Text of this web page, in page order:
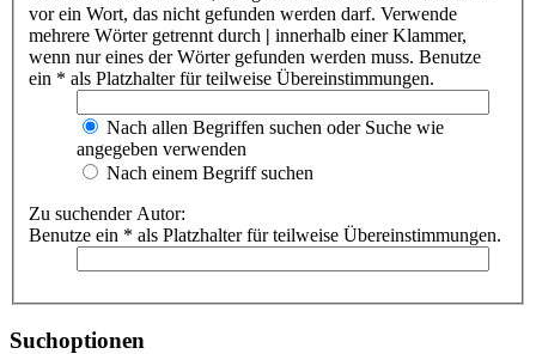
vor ein Wort, das nicht gefunden werden darf. Verwende
mehrere Wörter getrennt durch | innerhalb einer Klammer,
wenn nur eines der Wörter gefunden werden muss. Benutze
ein * als Platzhalter für teilweise Übereinstimmungen.
Nach allen Begriffen suchen oder Suche wie
angegeben verwenden
Nach einem Begriff suchen
Zu suchender Autor:
Benutze ein * als Platzhalter für teilweise Übereinstimmungen.
Suchoptionen